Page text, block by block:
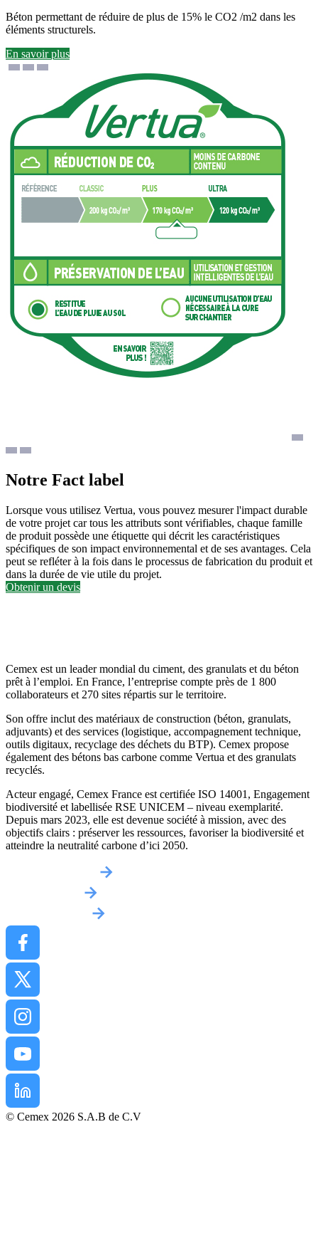
Béton permettant de réduire de plus de 15% le CO2 /m2 dans les
éléments structurels.
En savoir plus
Notre Fact label
Lorsque vous utilisez Vertua, vous pouvez mesurer l'impact durable
de votre projet car tous les attributs sont vérifiables, chaque famille
de produit possède une étiquette qui décrit les caractéristiques
spécifiques de son impact environnemental et de ses avantages. Cela
peut se refléter à la fois dans le processus de fabrication du produit et
dans la durée de vie utile du projet.
Obtenir un devis
Cemex est un leader mondial du ciment, des granulats et du béton
prêt à l’emploi. En France, l’entreprise compte près de 1 800
collaborateurs et 270 sites répartis sur le territoire.
Son offre inclut des matériaux de construction (béton, granulats,
adjuvants) et des services (logistique, accompagnement technique,
outils digitaux, recyclage des déchets du BTP). Cemex propose
également des bétons bas carbone comme Vertua et des granulats
recyclés.
Acteur engagé, Cemex France est certifiée ISO 14001, Engagement
biodiversité et labellisée RSE UNICEM – niveau exemplarité.
Depuis mars 2023, elle est devenue société à mission, avec des
objectifs clairs : préserver les ressources, favoriser la biodiversité et
atteindre la neutralité carbone d’ici 2050.
© Cemex 2026 S.A.B de C.V